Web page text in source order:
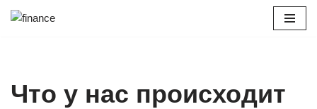
Что у нас происходит